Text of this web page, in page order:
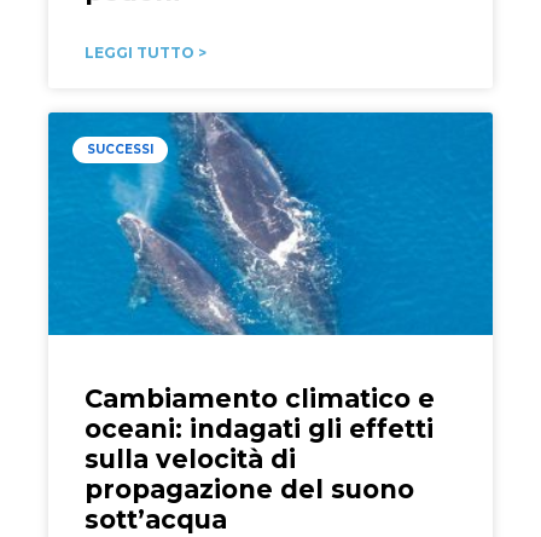
LEGGI TUTTO >
SUCCESSI
Cambiamento climatico e
oceani: indagati gli effetti
sulla velocità di
propagazione del suono
sott’acqua